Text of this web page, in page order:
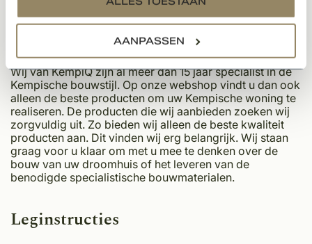
AANPASSEN
Waarom uw vloer bestellen bij
Wij van KempiQ zijn al meer dan 15 jaar specialist in de
Kempische bouwstijl. Op onze webshop vindt u dan ook
alleen de beste producten om uw Kempische woning te
realiseren. De producten die wij aanbieden zoeken wij
zorgvuldig uit. Zo bieden wij alleen de beste kwaliteit
producten aan. Dit vinden wij erg belangrijk. Wij staan
graag voor u klaar om met u mee te denken over de
bouw van uw droomhuis of het leveren van de
benodigde specialistische bouwmaterialen.
Leginstructies